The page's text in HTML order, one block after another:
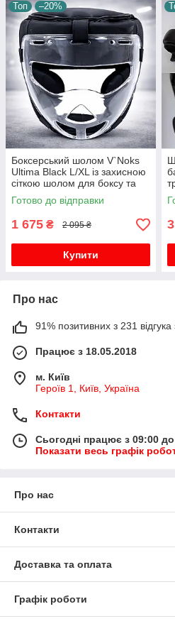
Топ –20%
Боксерський шолом V`Noks
Ultima Black L/XL із захисною
сіткою шолом для боксу та
єдиноборств 3L синтетична
шкіра
Готово до відправки
1 675 ₴ 2 095 ₴
Купити
Про нас
91% позитивних з 231 відгука
Працює з 18.05.2018
м. Київ
Героїв 1, Київ, Україна
Контакти
Сьогодні працює з 09:00
Показати весь графік
Про нас
Контакти
Доставка та оплата
Графік роботи